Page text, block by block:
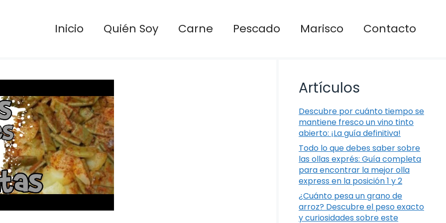
Inicio Quién Soy Carne Pescado Marisco Contacto
Artículos
Descubre por cuánto tiempo se
mantiene fresco un vino tinto
abierto: ¡La guía definitiva!
Todo lo que debes saber sobre
las ollas exprés: Guía completa
para encontrar la mejor olla
express en la posición 1 y 2
¿Cuánto pesa un grano de
arroz? Descubre el peso exacto
y curiosidades sobre este